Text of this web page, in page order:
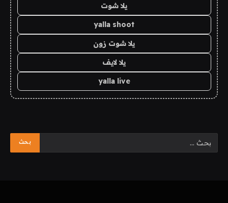
يلا شوت
yalla shoot
يلا شوت زون
يلا لايف
yalla live